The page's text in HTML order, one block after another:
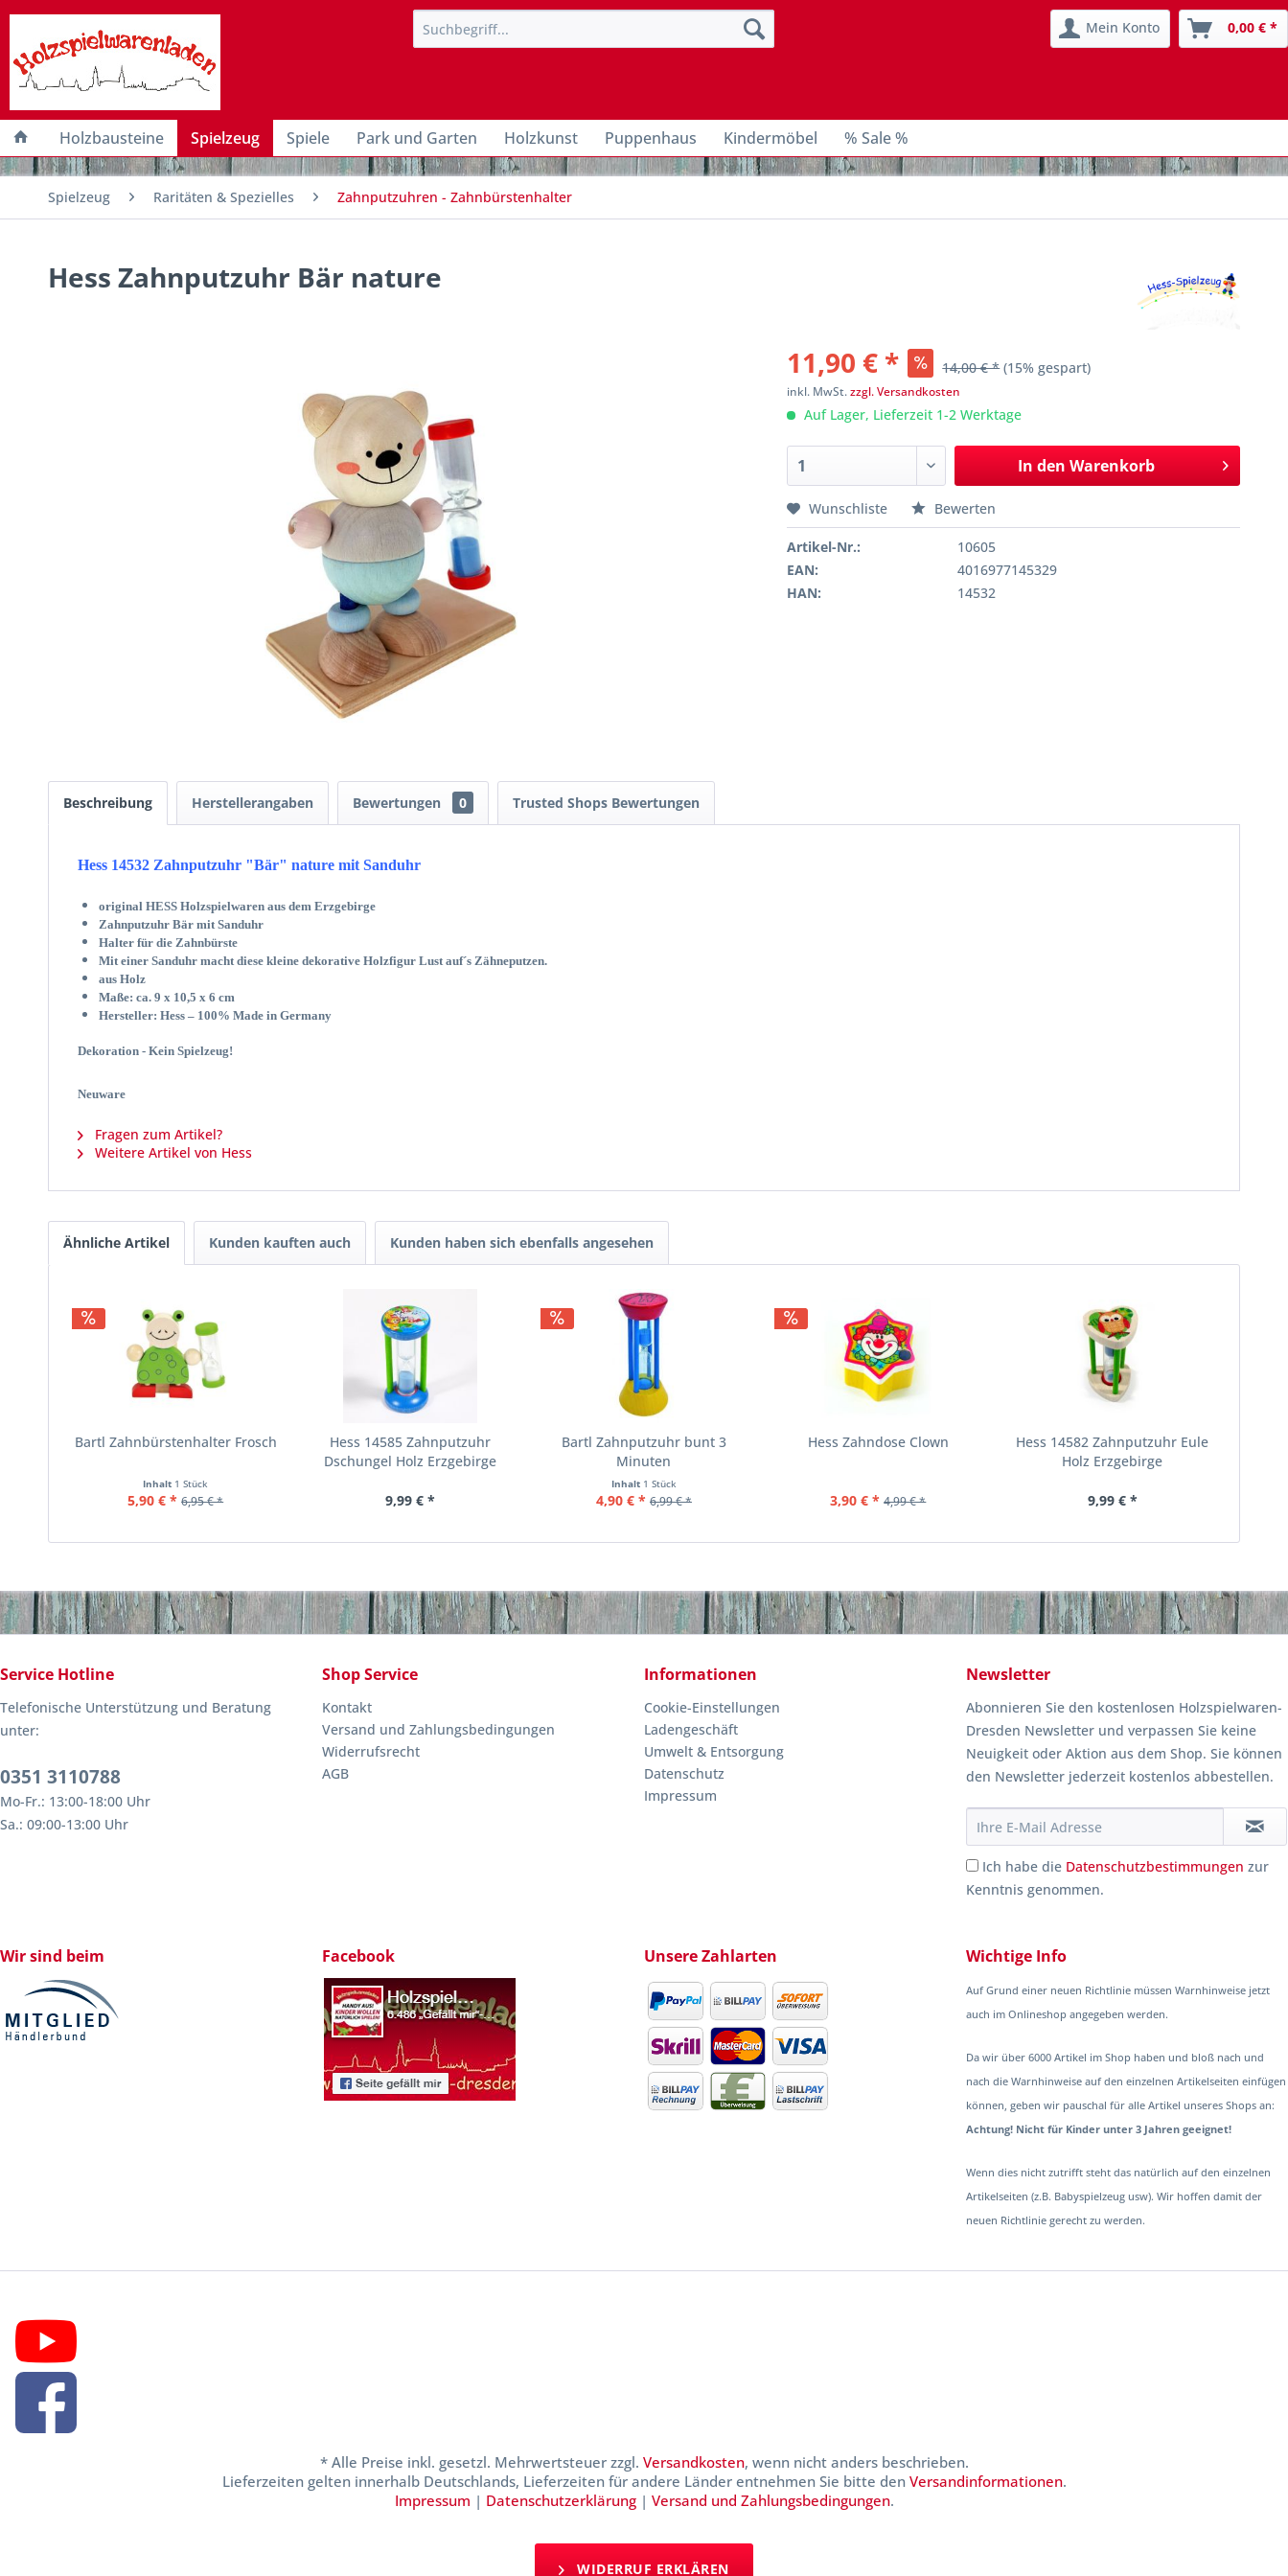
Mein Konto 0,00 € *
Holzbausteine Spielzeug Spiele Park und Garten Holzkunst Puppenhaus Kindermöbel % Sale %
Spielzeug Raritäten & Spezielles Zahnputzuhren - Zahnbürstenhalter
Hess Zahnputzuhr Bär nature
11,90 € * 14,00 € * (15% gespart)
inkl. MwSt.zzgl. Versandkosten
Auf Lager, Lieferzeit 1-2 Werktage
In den Warenkorb
Wunschliste Bewerten
Artikel-Nr.:
10605
EAN:
4016977145329
HAN:
14532
Beschreibung Herstellerangaben Bewertungen 0 Trusted Shops Bewertungen
Hess 14532 Zahnputzuhr "Bär" nature mit Sanduhr
original HESS Holzspielwaren aus dem Erzgebirge
Zahnputzuhr Bär mit Sanduhr
Halter für die Zahnbürste
Mit einer Sanduhr macht diese kleine dekorative Holzfigur Lust auf´s Zähneputzen.
aus Holz
Maße: ca. 9 x 10,5 x 6 cm
Hersteller: Hess – 100% Made in Germany
Dekoration - Kein Spielzeug!
Neuware
Fragen zum Artikel?
Weitere Artikel von Hess
Ähnliche Artikel Kunden kauften auch Kunden haben sich ebenfalls angesehen
Bartl Zahnbürstenhalter Frosch
Inhalt 1 Stück
5,90 € * 6,95 € *
Hess 14585 Zahnputzuhr
Dschungel Holz Erzgebirge
9,99 € *
Bartl Zahnputzuhr bunt 3
Minuten
Inhalt 1 Stück
4,90 € * 6,99 € *
Hess Zahndose Clown
3,90 € * 4,99 € *
Hess 14582 Zahnputzuhr Eule
Holz Erzgebirge
9,99 € *
Service Hotline
Telefonische Unterstützung und Beratung
unter:
0351 3110788
Mo-Fr.: 13:00-18:00 Uhr
Sa.: 09:00-13:00 Uhr
Shop Service
Kontakt
Versand und Zahlungsbedingungen
Widerrufsrecht
AGB
Informationen
Cookie-Einstellungen
Ladengeschäft
Umwelt & Entsorgung
Datenschutz
Impressum
Newsletter
Abonnieren Sie den kostenlosen Holzspielwaren-
Dresden Newsletter und verpassen Sie keine
Neuigkeit oder Aktion aus dem Shop. Sie können
den Newsletter jederzeit kostenlos abbestellen.
Ich habe die Datenschutzbestimmungen zur
Kenntnis genommen.
Wir sind beim Facebook Unsere Zahlarten Wichtige Info
Auf Grund einer neuen Richtlinie müssen Warnhinweise jetzt
auch im Onlineshop angegeben werden.
Da wir über 6000 Artikel im Shop haben und bloß nach und
nach die Warnhinweise auf den einzelnen Artikelseiten einfügen
können, geben wir pauschal für alle Artikel unseres Shops an:
Achtung! Nicht für Kinder unter 3 Jahren geeignet!
Wenn dies nicht zutrifft steht das natürlich auf den einzelnen
Artikelseiten (z.B. Babyspielzeug usw). Wir hoffen damit der
neuen Richtlinie gerecht zu werden.
* Alle Preise inkl. gesetzl. Mehrwertsteuer zzgl. Versandkosten, wenn nicht anders beschrieben.
Lieferzeiten gelten innerhalb Deutschlands, Lieferzeiten für andere Länder entnehmen Sie bitte den Versandinformationen.
Impressum | Datenschutzerklärung| Versand und Zahlungsbedingungen.
WIDERRUF ERKLÄREN